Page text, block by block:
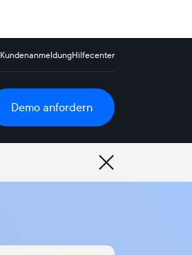
KundenanmeldungHilfecenter
Demo anfordern